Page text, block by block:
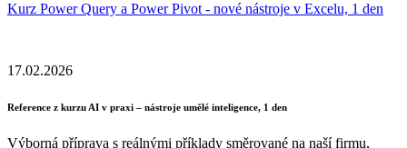
Kurz Power Query a Power Pivot - nové nástroje v Excelu, 1 den
17.02.2026
Reference z kurzu AI v praxi – nástroje umělé inteligence, 1 den
Výborná příprava s reálnými příklady směrované na naší firmu,